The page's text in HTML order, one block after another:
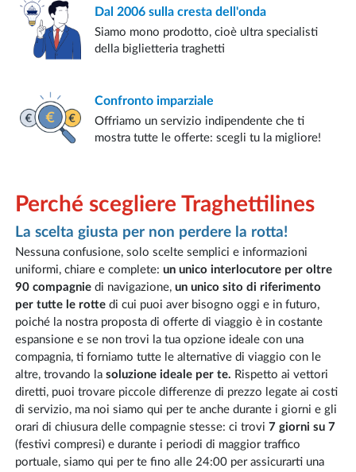
Dal 2006sulla cresta dell'onda
Siamo mono prodotto, cioè ultra specialisti
della biglietteria traghetti
Confrontoimparziale
Offriamo un servizio indipendente che ti
mostra tutte le offerte: scegli tu la migliore!
Perché scegliere Traghettilines
La scelta giusta per non perdere la rotta!
Nessuna confusione, solo scelte semplici e informazioni
uniformi, chiare e complete: un unico interlocutore per oltre
90 compagniedi navigazione, un unico sito di riferimento
per tutte le rottedi cui puoi aver bisogno oggi e in futuro,
poiché la nostra proposta di offerte di viaggio è in costante
espansione e se non trovi la tua opzione ideale con una
compagnia, ti forniamo tutte le alternative di viaggio con le
altre, trovando la soluzione ideale per te. Rispetto ai vettori
diretti, puoi trovare piccole differenze di prezzo legate ai costi
di servizio, ma noi siamo qui per te anche durante i giorni e gli
orari di chiusura delle compagnie stesse: ci trovi 7 giorni su 7
(festivi compresi) e durante i periodi di maggior traffico
portuale, siamo qui per te fino alle 24:00 per assicurarti una